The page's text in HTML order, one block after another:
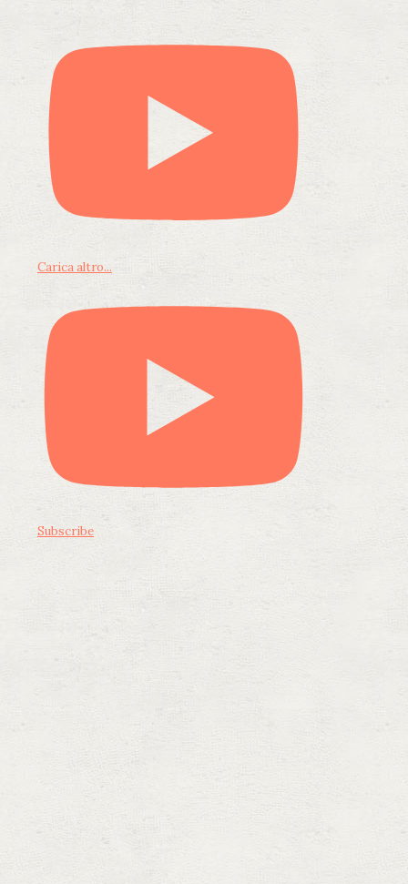
Carica altro...
Subscribe